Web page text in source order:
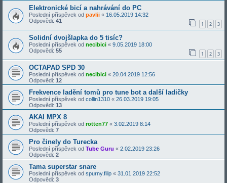
Elektronické bicí a nahrávání do PC
Poslední příspěvek od pavlii « 16.05.2019 14:32
Odpovědi: 41 1 2 3
Solidní dvojšlapka do 5 tisíc?
Poslední příspěvek od necibici « 9.05.2019 18:00
Odpovědi: 55 1 2 3
OCTAPAD SPD 30
Poslední příspěvek od necibici « 20.04.2019 12:56
Odpovědi: 12
Frekvence ladění tomů pro tune bot a další ladičky
Poslední příspěvek od collin1310 « 26.03.2019 19:05
Odpovědi: 13
AKAI MPX 8
Poslední příspěvek od rotten77 « 3.02.2019 8:14
Odpovědi: 7
Pro činely do Turecka
Poslední příspěvek od Tube Guru « 2.02.2019 23:26
Odpovědi: 2
Tama superstar snare
Poslední příspěvek od spurny.filip « 31.01.2019 22:52
Odpovědi: 3